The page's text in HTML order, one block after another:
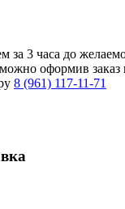
за 3 часа до
можно оформив заказ
8 (961) 117-11-71